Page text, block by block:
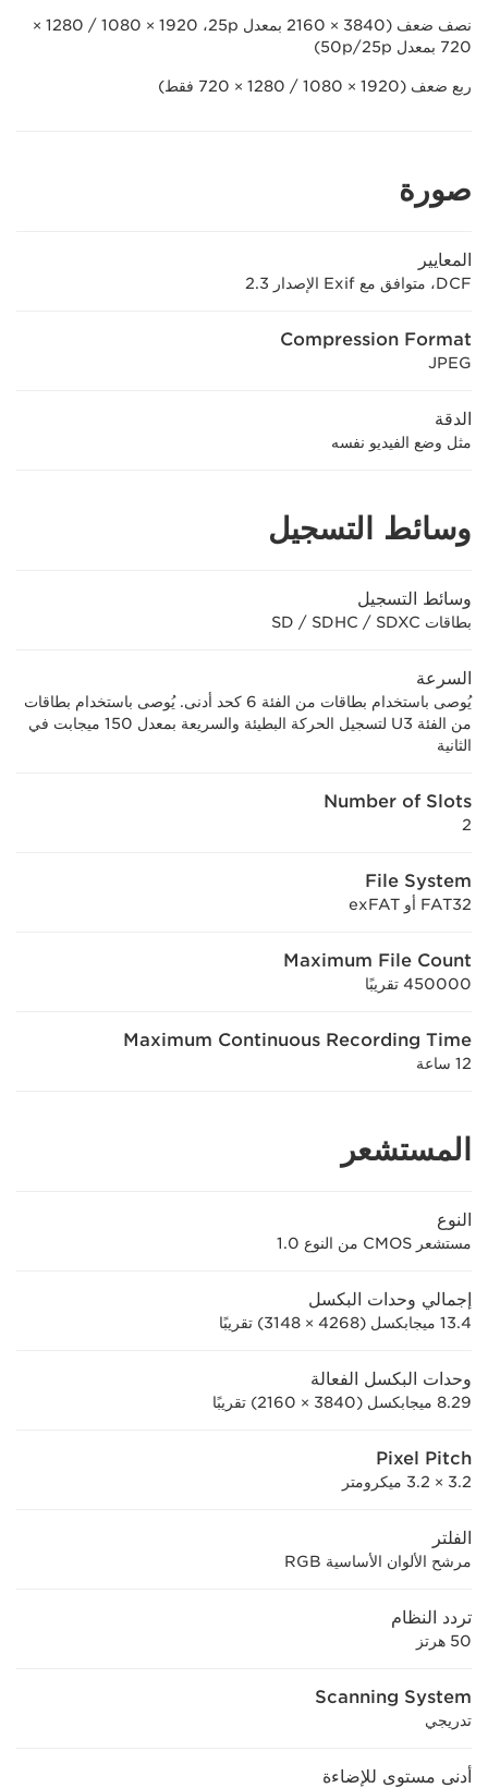
نصف ضعف (3840 × 2160 بمعدل 25p،‏ 1920 × 1080 / 1280 ×
720 بمعدل 50p/25p)
ربع ضعف (1920 × 1080 / 1280 × 720 فقط)
صورة
المعايير
DCF، متوافق مع Exif الإصدار 2.3
Compression Format
JPEG
الدقة
مثل وضع الفيديو نفسه
وسائط التسجيل
وسائط التسجيل
بطاقات SD / SDHC / SDXC
السرعة
يُوصى باستخدام بطاقات من الفئة 6 كحد أدنى. يُوصى باستخدام بطاقات
من الفئة U3 لتسجيل الحركة البطيئة والسريعة بمعدل 150 ميجابت في
الثانية
Number of Slots
2
File System
FAT32 أو exFAT
Maximum File Count
450000 تقريبًا
Maximum Continuous Recording Time
12 ساعة
المستشعر
النوع
مستشعر CMOS من النوع 1.0
إجمالي وحدات البكسل
13.4 ميجابكسل (4268 × 3148) تقريبًا
وحدات البكسل الفعالة
8.29 ميجابكسل (3840 × 2160) تقريبًا
Pixel Pitch
3.2 × 3.2 ميكرومتر
الفلتر
مرشح الألوان الأساسية RGB
تردد النظام
50 هرتز
Scanning System
تدريجي
أدنى مستوى للإضاءة